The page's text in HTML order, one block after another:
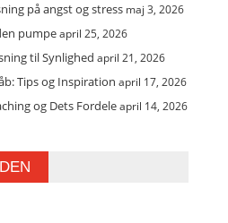
på angst og stress maj 3, 2026
pumpeapril 25, 2026
til Synlighed april 21, 2026
Tips og Inspiration april 17, 2026
og Dets Fordeleapril 14, 2026